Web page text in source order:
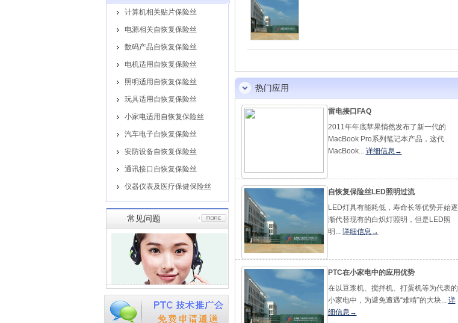
计算机相关贴片保险丝
电源相关自恢复保险丝
数码产品自恢复保险丝
电机适用自恢复保险丝
照明适用自恢复保险丝
玩具适用自恢复保险丝
小家电适用自恢复保险丝
汽车电子自恢复保险丝
安防设备自恢复保险丝
通讯接口自恢复保险丝
仪器仪表及医疗保健保险丝
常见问题
热门应用
雷电接口FAQ
2011年年底苹果悄然发布了新一代的
MacBook Pro系列笔记本产品，这代
MacBook... 详细信息→
自恢复保险丝LED照明过流
LED灯具有能耗低，寿命长等优势开始逐
渐代替现有的白炽灯照明，但是LED照
明... 详细信息→
PTC在小家电中的应用优势
在以豆浆机、搅拌机、打蛋机等为代表的
小家电中，为避免遭遇“难啃”的大块... 详
细信息→